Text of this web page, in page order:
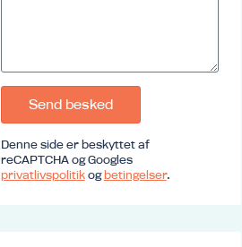
Send besked
Denne side er beskyttet af
reCAPTCHA og Googles
privatlivspolitikogbetingelser.